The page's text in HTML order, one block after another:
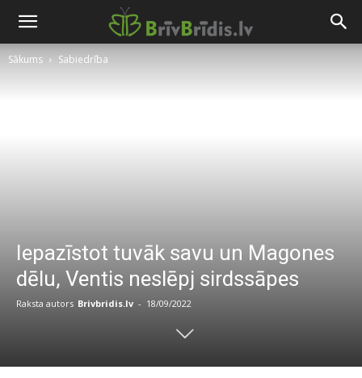
Sākums Sabiedrība
Iepazīstot tuvāk savu un Magones
dēlu, Ventis neslēpj sirdssāpes
Raksta autors Brivbridis.lv - 18/09/2022